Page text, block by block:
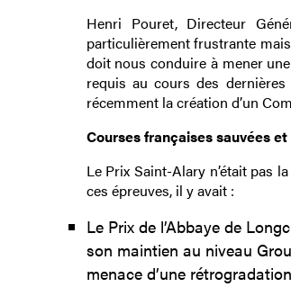
Henri Pouret, Directeur
particulièrement frustrante
doit nous conduire à mener
requis au cours des
récemment la création d’un
Courses françaises sauvées
Le Prix Saint-Alary n’était pas
ces épreuves, il y avait :
Le Prix de l’Abbaye de
son maintien au niveau
menace d’une